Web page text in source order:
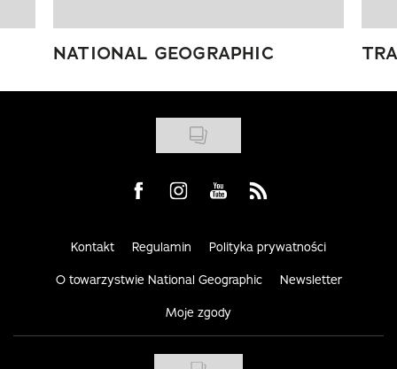
NATIONAL GEOGRAPHIC
Visit us on Facebook
Visit us on Instagram
Visit us on Youtube
Visit us on Rss
Kontakt Regulamin Polityka prywatności
O towarzystwie National Geographic Newsletter
Moje zgody